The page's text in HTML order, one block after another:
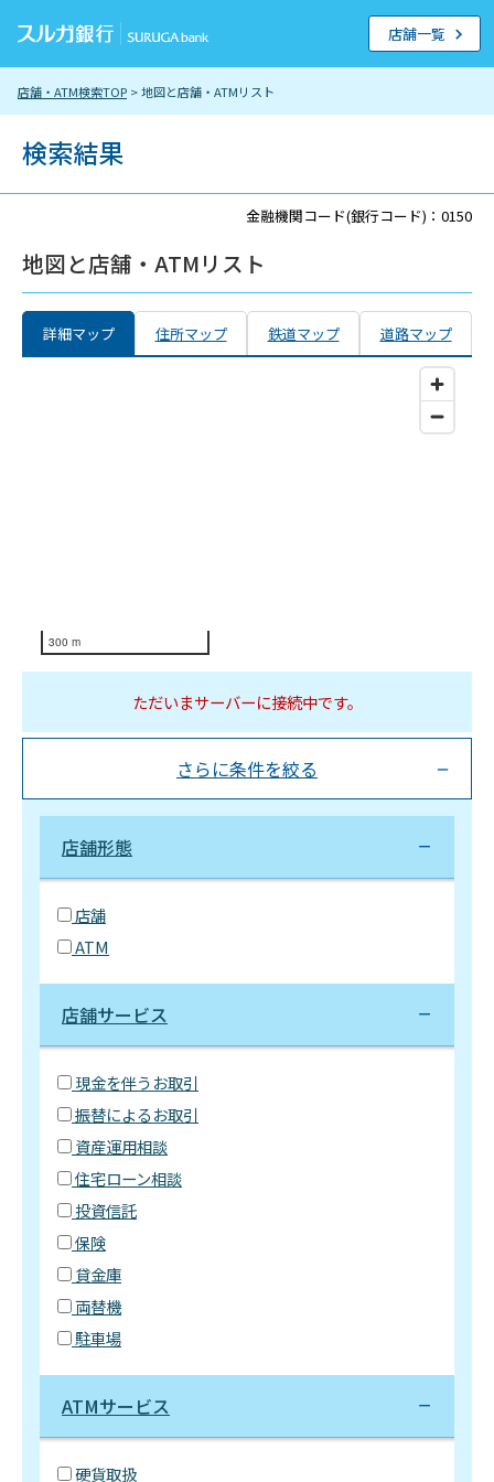
店舗・ATM検索TOP > 地図と店舗・ATMリスト
店舗一覧
検索結果
金融機関コード(銀行コード)：0150
地図と店舗・ATMリスト
詳細マップ 住所マップ 鉄道マップ 道路マップ
300 m
ただいまサーバーに接続中です。
さらに条件を絞る
店舗形態
店舗
ATM
店舗サービス
現金を伴うお取引
振替によるお取引
資産運用相談
住宅ローン相談
投資信託
保険
貸金庫
両替機
駐車場
ATMサービス
硬貨取扱